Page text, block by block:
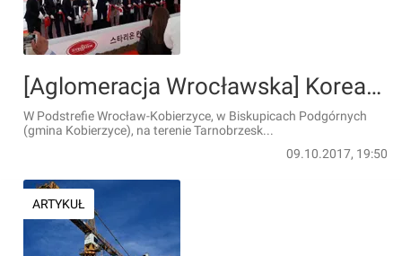
[Aglomeracja Wrocławska] Koreański Starion zainwestuje 55 mln zł pod Wrocławiem
W Podstrefie Wrocław-Kobierzyce, w Biskupicach Podgórnych
(gmina Kobierzyce), na terenie Tarnobrzesk...
09.10.2017, 19:50
ARTYKUŁ